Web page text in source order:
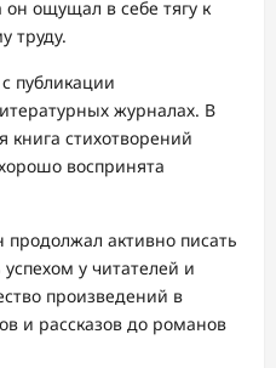
он ощущал в себе тягу к
труду.
публикации
журналах. В
книга стихотворений
воспринята
активно писать
успехом у читателей и
произведений в
и рассказов до романов